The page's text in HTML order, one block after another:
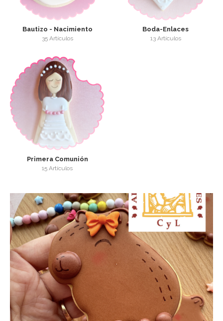
Bautizo - Nacimiento
35 Artículos
Boda-Enlaces
13 Artículos
Primera Comunión
15 Artículos